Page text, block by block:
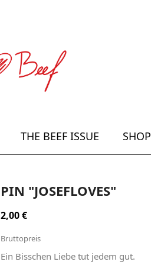
THE BEEF ISSUE SHOP
PIN "JOSEFLOVES"
2,00 €
Bruttopreis
Ein Bisschen Liebe tut jedem gut.